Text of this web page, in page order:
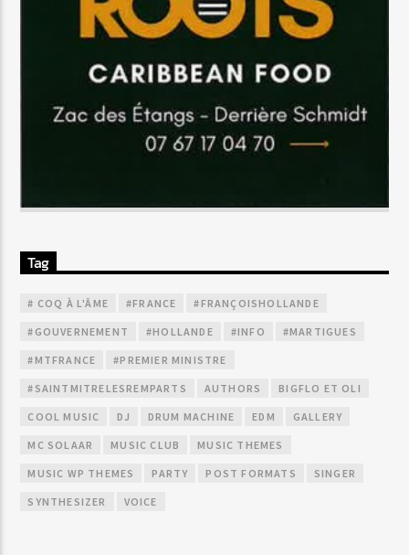
Tag
# COQ À L'ÂME #FRANCE #FRANÇOISHOLLANDE
#GOUVERNEMENT #HOLLANDE #INFO #MARTIGUES
#MTFRANCE #PREMIER MINISTRE
#SAINTMITRELESREMPARTS AUTHORS BIGFLO ET OLI
COOL MUSIC DJ DRUM MACHINE EDM GALLERY
MC SOLAAR MUSIC CLUB MUSIC THEMES
MUSIC WP THEMES PARTY POST FORMATS SINGER
SYNTHESIZER VOICE